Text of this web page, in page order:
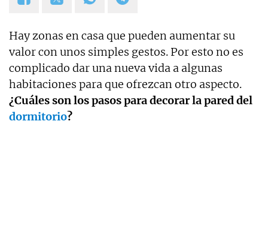
Hay zonas en casa que pueden aumentar su
valor con unos simples gestos. Por esto no es
complicado dar una nueva vida a algunas
habitaciones para que ofrezcan otro aspecto.
¿Cuáles son los pasos para decorar la pared del
dormitorio?